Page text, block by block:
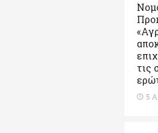
τις
5